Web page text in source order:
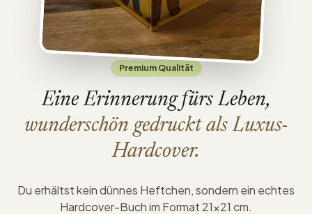
Premium Qualität
Eine Erinnerung fürs Leben,
wunderschön gedruckt als Luxus-
Hardcover.
Du erhältst kein dünnes Heftchen, sondern ein echtes
Hardcover-Buch im Format 21×21 cm.